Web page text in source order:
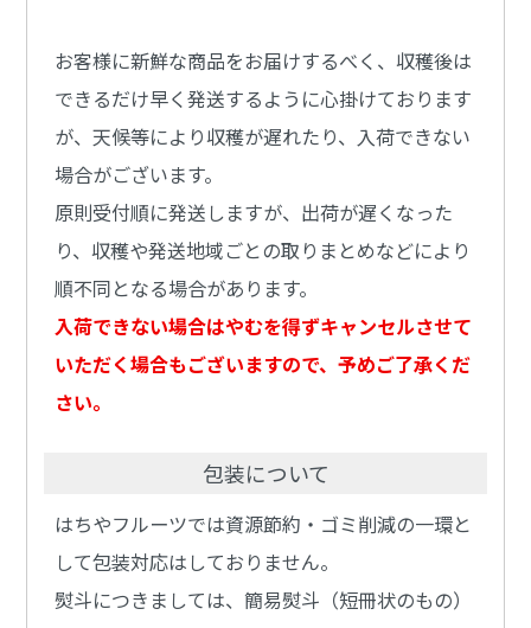
お客様に新鮮な商品をお届けするべく、収穫後は
できるだけ早く発送するように心掛けております
が、天候等により収穫が遅れたり、入荷できない
場合がございます。
原則受付順に発送しますが、出荷が遅くなった
り、収穫や発送地域ごとの取りまとめなどにより
順不同となる場合があります。
入荷できない場合はやむを得ずキャンセルさせて
いただく場合もございますので、予めご了承くだ
さい。
包装について
はちやフルーツでは資源節約・ゴミ削減の一環と
して包装対応はしておりません。
熨斗につきましては、簡易熨斗（短冊状のもの）